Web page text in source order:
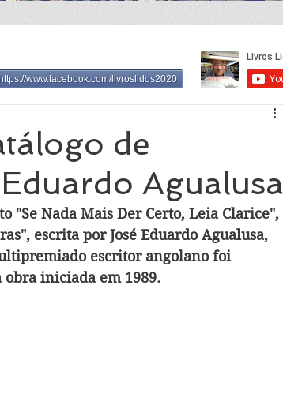
de
Agualusa
"Se Nada Mais Der Certo, Leia Clarice",
escrita por José Eduardo Agualusa,
escritor angolano foi
obra iniciada em 1989.
https://www.facebook.com/livroslidos2020